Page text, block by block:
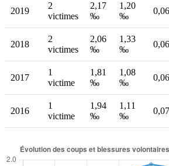
2019
2
victimes
2,17
‰
1,20
‰
2018
2
victimes
2,06
‰
1,33
‰
2017
1
victime
1,81
‰
1,08
‰
2016
1
victime
1,94
‰
1,11
‰